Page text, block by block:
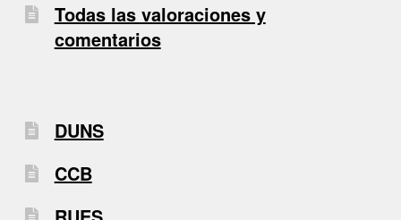
Todas las valoraciones y
comentarios
DUNS
CCB